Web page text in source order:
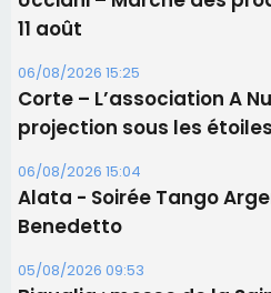
05/08/2026 09:53
Biguglia : messe de la
procession le 14 août
31/07/2026 08:24
Tennis - Début ce week-
RCPV
31/07/2026 08:22
82ème anniversaire de la
Commandant Antoine de